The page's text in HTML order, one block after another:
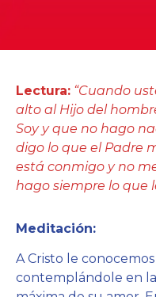
Lectura: “Cuando
alto al Hijo del
Soy y que no hago
digo lo que el Padre
está conmigo y no
hago siempre lo que
Meditación:
A Cristo le
contemplándole en